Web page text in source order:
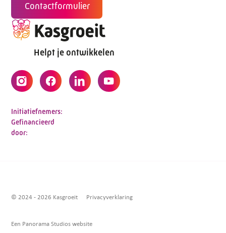
Contactformulier
Helpt je ontwikkelen
Initiatiefnemers:
Gefinancieerd
door:
© 2024 - 2026 Kasgroeit Privacyverklaring
Een Panorama Studios website